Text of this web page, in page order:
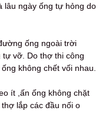
lâu ngày ống tự hỏng do
ống ngoài trời
tự vỡ. Do thợ thi công
không chết vối nhau.
ít ,ấn ống không chặt
lắp các đầu nối o